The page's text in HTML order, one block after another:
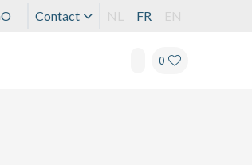
Contact NL FR EN
0